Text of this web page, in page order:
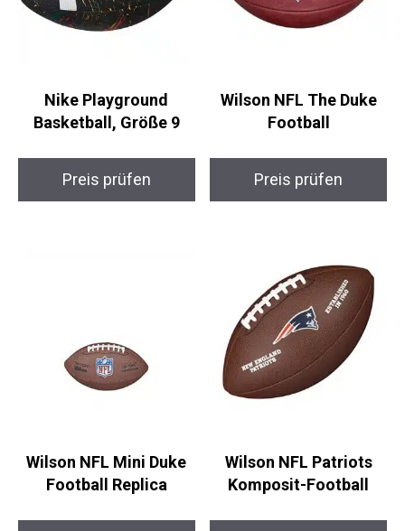
Nike Playground
Basketball, Größe 9
Preis prüfen
Wilson NFL The Duke
Football
Preis prüfen
Wilson NFL Mini Duke
Football Replica
Wilson NFL Patriots
Komposit-Football